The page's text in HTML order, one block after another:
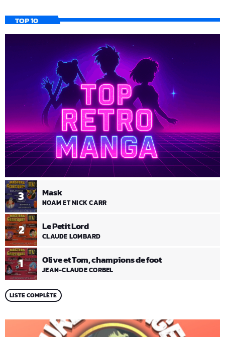
TOP 10
1 Olive et Tom, champions de foot
JEAN-CLAUDE CORBEL
2 Le Petit Lord
CLAUDE LOMBARD
3 Mask
NOAM ET NICK CARR
LISTE COMPLÈTE